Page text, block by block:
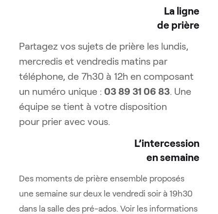
La ligne
de prière
Partagez vos sujets de prière les lundis,
mercredis et vendredis matins par
téléphone, de 7h30 à 12h en composant
un numéro unique : 03 89 31 06 83. Une
équipe se tient à votre disposition
pour prier avec vous.
L’intercession
en semaine
Des moments de prière ensemble proposés
une semaine sur deux le vendredi soir à 19h30
dans la salle des pré-ados. Voir les informations